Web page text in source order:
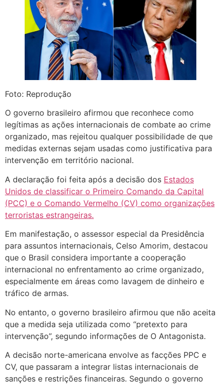
Foto: Reprodução
O governo brasileiro afirmou que reconhece como
legítimas as ações internacionais de combate ao crime
organizado, mas rejeitou qualquer possibilidade de que
medidas externas sejam usadas como justificativa para
intervenção em território nacional.
A declaração foi feita após a decisão dos Estados
Unidos de classificar o Primeiro Comando da Capital
(PCC) e o Comando Vermelho (CV) como organizações
terroristas estrangeiras.
Em manifestação, o assessor especial da Presidência
para assuntos internacionais, Celso Amorim, destacou
que o Brasil considera importante a cooperação
internacional no enfrentamento ao crime organizado,
especialmente em áreas como lavagem de dinheiro e
tráfico de armas.
No entanto, o governo brasileiro afirmou que não aceita
que a medida seja utilizada como “pretexto para
intervenção”, segundo informações de O Antagonista.
A decisão norte-americana envolve as facções PPC e
CV, que passaram a integrar listas internacionais de
sanções e restrições financeiras. Segundo o governo